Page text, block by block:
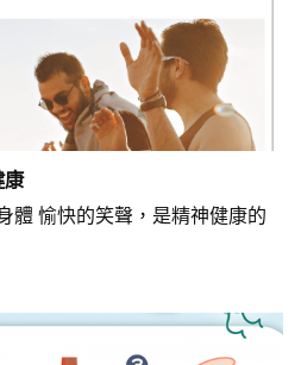
康
體 愉快的笑聲，是精神健康的